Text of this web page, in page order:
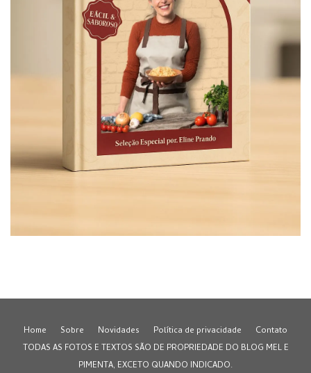
Home Sobre Novidades Política de privacidade
Contato
TODAS AS FOTOS E TEXTOS SÃO DE PROPRIEDADE DO BLOG MEL E
PIMENTA, EXCETO QUANDO INDICADO.